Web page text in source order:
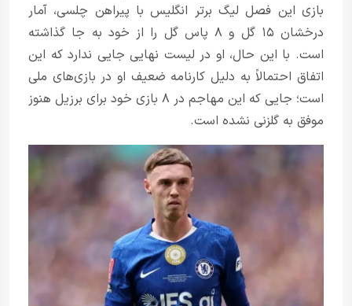
بازی این فصل لیگ برتر انگلیس با پیراهن چلسی، آمار
درخشان ۱۵ گل و ۸ پاس گل را از خود به جا گذاشته
است. با این حال، او در لیست نهایی جایی ندارد که این
اتفاق احتمالاً به دلیل کارنامه ضعیف او در بازی‌های ملی
است؛ جایی که این مهاجم در ۸ بازی خود برای برزیل هنوز
موفق به گلزنی نشده است.